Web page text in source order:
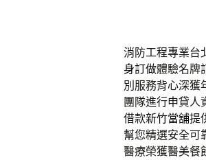
消防工程專業台
身訂做體驗名牌
別服務背心深獲
團隊進行申貸人
借款新竹當舖提
幫您精選安全可
醫療榮獲醫美餐